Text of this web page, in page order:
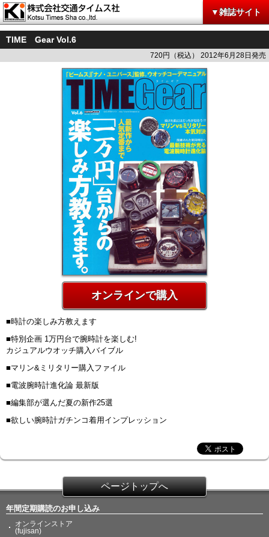
▼雑誌サイト
TIME Gear Vol.6
720円（税込） 2012年6月28日発売
オンラインで購入
■時計の楽しみ方教えます
■特別企画 1万円台で腕時計を楽しむ!
カジュアルウオッチ購入バイブル
■マリン&ミリタリー購入ファイル
■電波腕時計進化論 最新版
■編集部が選んだ夏の新作25選
■欲しい腕時計ガチンコ着用インプレッション
ページトップへ
年間定期購読のお申し込み
オンラインストア
(fujisan)